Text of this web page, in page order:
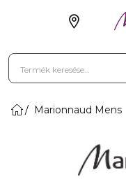
Marionnaud Mens